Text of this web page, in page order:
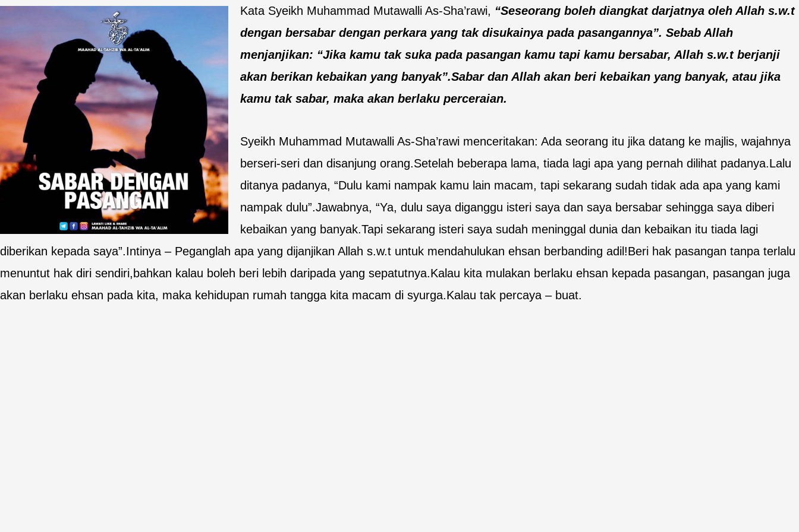
Kata Syeikh Muhammad Mutawalli As-Sha’rawi, “Seseorang boleh diangkat darjatnya oleh Allah s.w.t
dengan bersabar dengan perkara yang tak disukainya pada pasangannya”. Sebab Allah
menjanjikan: “Jika kamu tak suka pada pasangan kamu tapi kamu bersabar, Allah s.w.t berjanji
akan berikan kebaikan yang banyak”.Sabar dan Allah akan beri kebaikan yang banyak, atau jika
kamu tak sabar, maka akan berlaku perceraian.
Syeikh Muhammad Mutawalli As-Sha’rawi menceritakan: Ada seorang itu jika datang ke majlis, wajahnya
berseri-seri dan disanjung orang.Setelah beberapa lama, tiada lagi apa yang pernah dilihat padanya.Lalu
ditanya padanya, “Dulu kami nampak kamu lain macam, tapi sekarang sudah tidak ada apa yang kami
nampak dulu”.Jawabnya, “Ya, dulu saya diganggu isteri saya dan saya bersabar sehingga saya diberi
kebaikan yang banyak.Tapi sekarang isteri saya sudah meninggal dunia dan kebaikan itu tiada lagi
diberikan kepada saya”.Intinya – Peganglah apa yang dijanjikan Allah s.w.t untuk mendahulukan ehsan berbanding adil!Beri hak pasangan tanpa terlalu
menuntut hak diri sendiri,bahkan kalau boleh beri lebih daripada yang sepatutnya.Kalau kita mulakan berlaku ehsan kepada pasangan, pasangan juga
akan berlaku ehsan pada kita, maka kehidupan rumah tangga kita macam di syurga.Kalau tak percaya – buat.